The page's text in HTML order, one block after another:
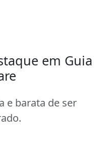
em Guia
e barata de ser